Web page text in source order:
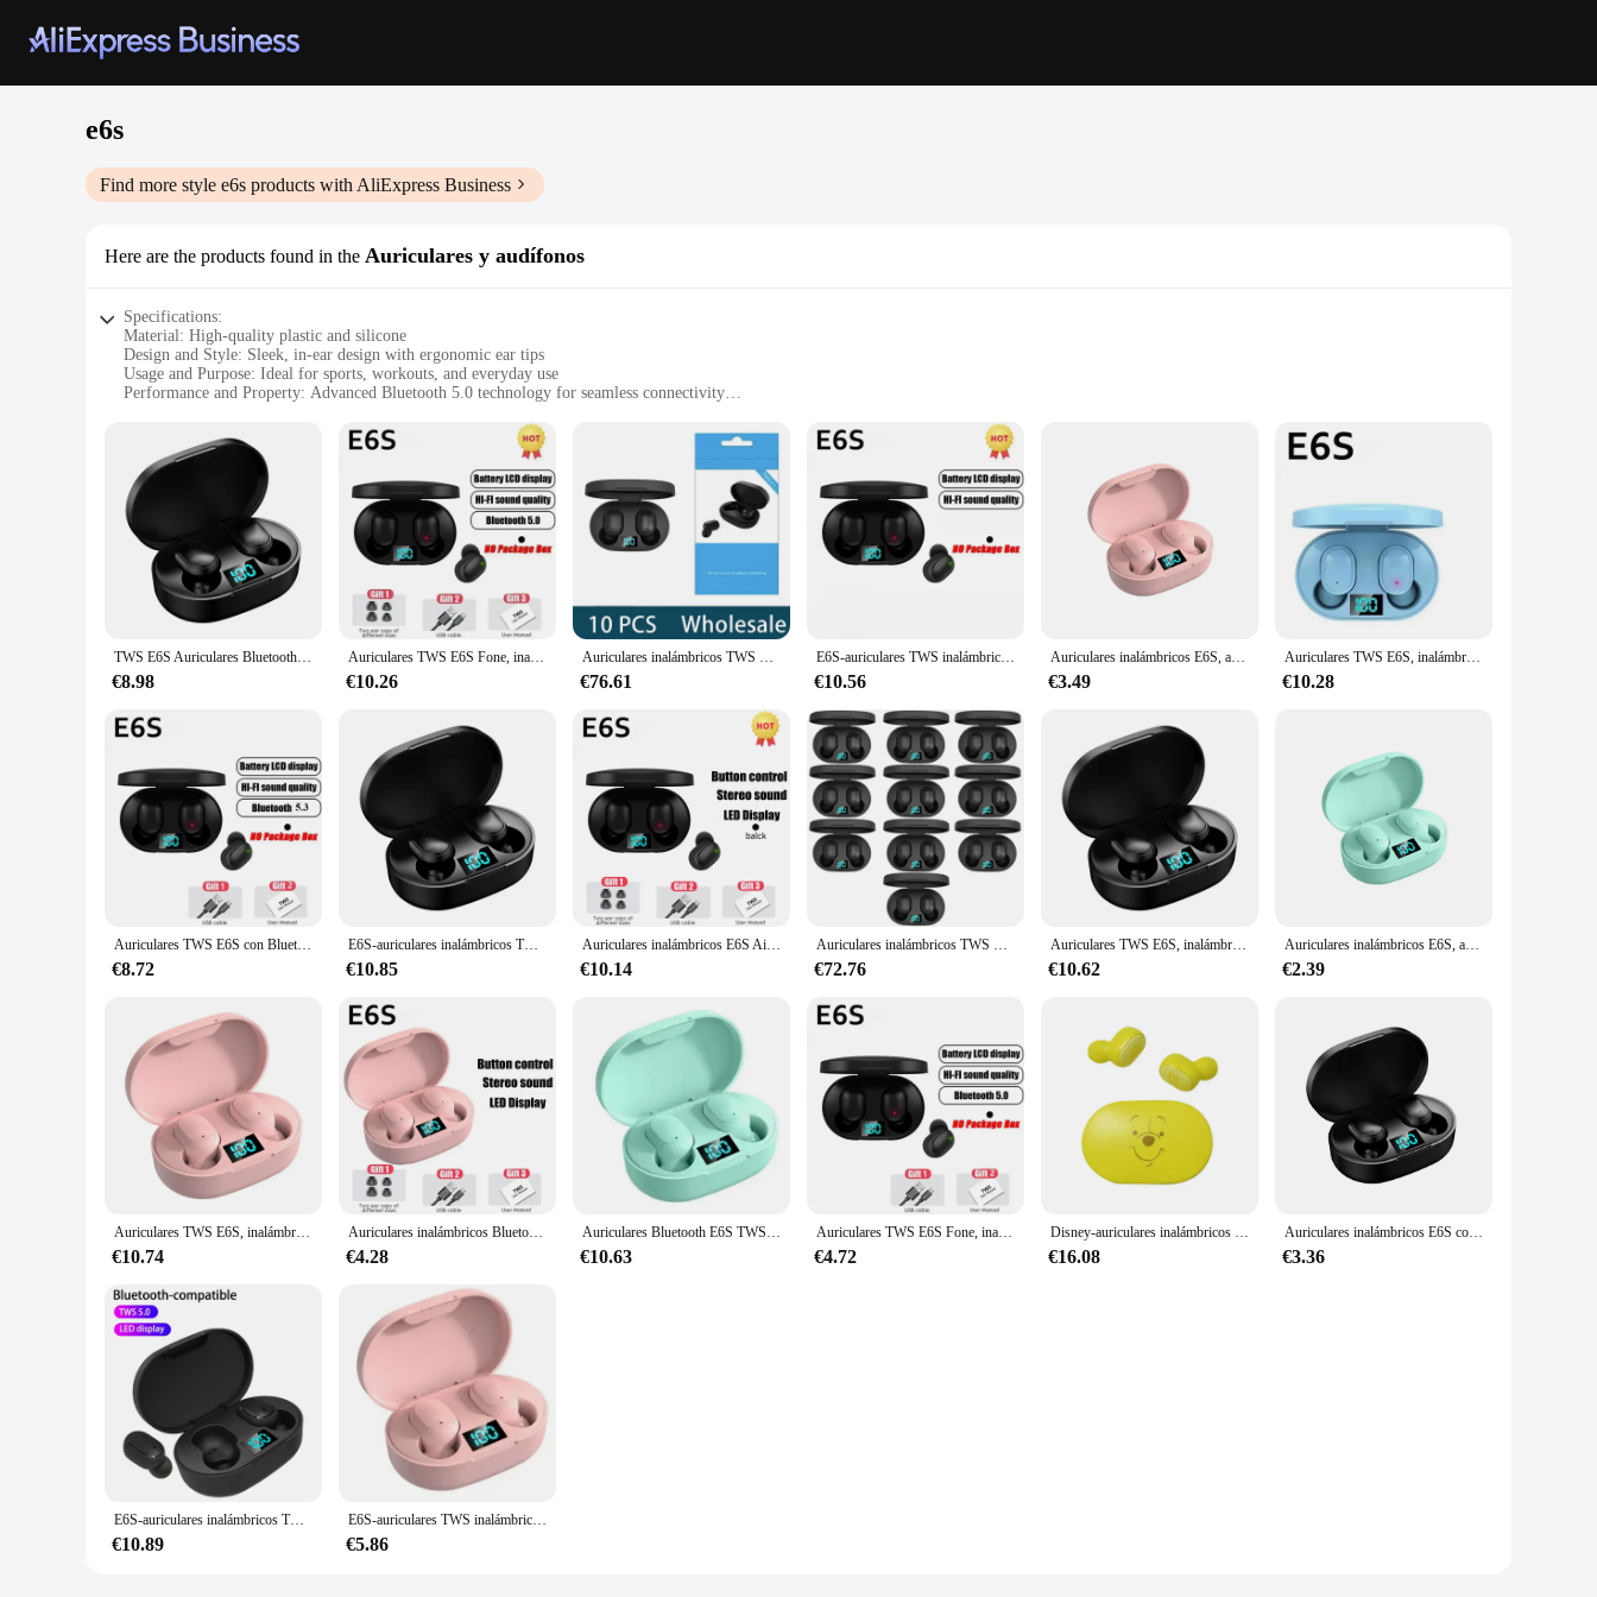
e6s
Find more style e6s products with AliExpress Business
Here are the products found in the Auriculares y audífonos
Specifications:
Material: High-quality plastic and silicone
Design and Style: Sleek, in-ear design with ergonomic ear tips
Usage and Purpose: Ideal for sports, workouts, and everyday use
Performance and Property: Advanced Bluetooth 5.0 technology for seamless connectivity
Applicable People: Suitable for both personal and wholesale use
Features:
|Vendors|
**Unmatched Comfort and Style**
The e6s Auriculares y audífonos are designed to deliver unparalleled comfort and style, making them the perfect accessory for an active lifestyle. The sleek, in-ear design ensures a secure fit, while the
ergonomic ear tips are crafted from soft silicone to provide a comfortable experience, even during extended use. The e6s are not just about style; they are built to last with a robust plastic body that can
withstand the rigors of daily use.
**Seamless Connectivity and Long-Lasting Battery**
The e6s boast advanced Bluetooth 5.0 technology, ensuring a stable and reliable connection to your devices. Whether you're streaming music or making calls, the e6s provide crystal-clear audio with
minimal latency. The long-lasting battery life means you can enjoy your favorite tunes for hours on end without worrying about running out of power. With the included charging case, you can easily
recharge your e6s on the go, making them a perfect companion for any adventure.
**Versatile and User-Friendly**
These earbuds are not just for sports enthusiasts; they are designed for everyone who values convenience and versatility. The e6s are compatible with a wide range of devices, making them a go-to
accessory for both personal and wholesale use. The easy-to-use controls allow you to manage your music and calls effortlessly, while the inclusion of multiple ear tips ensures a customized fit for all
ear sizes. Whether you're hitting the gym, commuting, or just enjoying your leisure time, the e6s Auriculares y audífonos are the perfect audio companion for any scenario.
TWS E6S Auriculares Bluetooth Inalámbricos Auriculares Con Cancelación De Ruido Con Micrófono Auriculares Para Xiaomi Redmi
€8.98
Auriculares TWS E6S Fone, inalámbricos por Bluetooth, con cancelación de ruido y micrófono, para Xiaomi Redmi
€10.26
Auriculares inalámbricos TWS E6S con Bluetooth 5,1, auriculares estéreo con micrófono para Iphone y Xiaomi, venta al por mayor, 10 unidades
€76.61
E6S-auriculares TWS inalámbricos por Bluetooth, cascos con cancelación de ruido y micrófono
€10.56
Auriculares inalámbricos E6S, audífonos con cancelación de ruido, impermeables, estéreo, con pantalla LED, estuche de carga
€3.49
Auriculares TWS E6S, inalámbricos por Bluetooth, auriculares con cancelación de ruido y micrófono para Xiaomi Redmi
€10.28
Auriculares TWS E6S con Bluetooth, auriculares inalámbricos con cancelación de ruido y micrófono para Xiaomi Redmi
€8.72
E6S-auriculares inalámbricos TWS, cascos con Bluetooth, impermeables, cancelación de ruido, LED, con micrófono
€10.85
Auriculares inalámbricos E6S Air Pro TWS, originales, con Bluetooth, para juegos, para Xiaomi, Android y Lenovo
€10.14
Auriculares inalámbricos TWS E6S con Bluetooth 5,1, auriculares estéreo con micrófono para Iphone y Xiaomi, venta al por mayor, 10 unidades
€72.76
Auriculares TWS E6S, inalámbricos por Bluetooth, auriculares con cancelación de ruido y micrófono para Xiaomi Redmi
€10.62
Auriculares inalámbricos E6S, audífonos con cancelación de ruido, impermeables, estéreo, con pantalla LED, estuche de carga
€2.39
Auriculares TWS E6S, inalámbricos por Bluetooth, auriculares con cancelación de ruido y micrófono para Xiaomi Redmi
€10.74
Auriculares inalámbricos Bluetooth E6S TWS auriculares Bluetooth auriculares inalámbricos auriculares con cancelación de ruido con micrófono
€4.28
Auriculares Bluetooth E6S TWS auriculares inalámbricos bluetooth auriculares con cancelación de ruido con micrófono para Xiaomi Samsung
€10.63
Auriculares TWS E6S Fone, inalámbricos por Bluetooth, con cancelación de ruido y micrófono, para Xiaomi, Huawei y Oppo
€4.72
Disney-auriculares inalámbricos E6S con Bluetooth, dispositivo de audio con sonido HIFI, TWS, Mini auriculares de dibujos animados, reducción de ruido, batería de larga duración, 6 colores
€16.08
Auriculares inalámbricos E6S con TWS, cascos con cancelación de ruido, impermeables, estéreo, con pantalla LED y estuche de carga
€3.36
E6S-auriculares inalámbricos TWS, cascos con Bluetooth, impermeables, cancelación de ruido, LED, con micrófono
€10.89
E6S-auriculares TWS inalámbricos por Bluetooth, cascos con cancelación de ruido y micrófono para Xiaomi y Samsung
€5.86